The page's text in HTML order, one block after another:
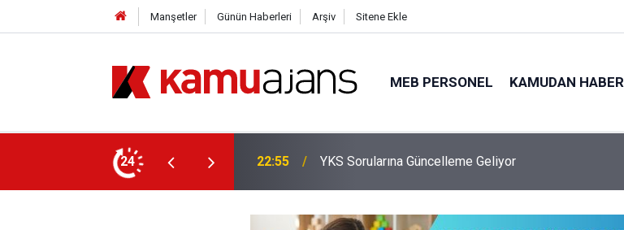
Manşetler Günün Haberleri Arşiv Sitene Ekle
MEB PERSONEL KAMUDAN HABER
24 22:55 YKS Sorularına Güncelleme Geliyor